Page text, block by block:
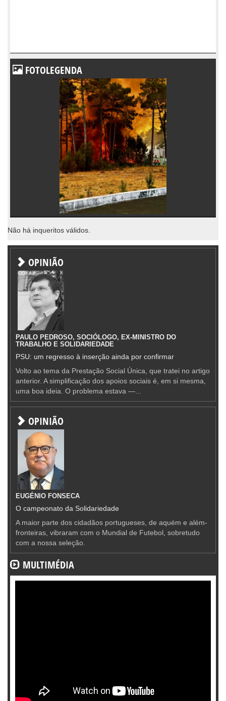
FOTOLEGENDA
Não há inqueritos válidos.
OPINIÃO
PAULO PEDROSO, SOCIÓLOGO, EX-MINISTRO DO
TRABALHO E SOLIDARIEDADE
PSU: um regresso à inserção ainda por confirmar
Volto ao tema da Prestação Social Única, que tratei no artigo
anterior. A simplificação dos apoios sociais é, em si mesma,
uma boa ideia. O problema estava —...
OPINIÃO
EUGÉNIO FONSECA
O campeonato da Solidariedade
A maior parte dos cidadãos portugueses, de aquém e além-
fronteiras, vibraram com o Mundial de Futebol, sobretudo
com a nossa seleção.
MULTIMÉDIA